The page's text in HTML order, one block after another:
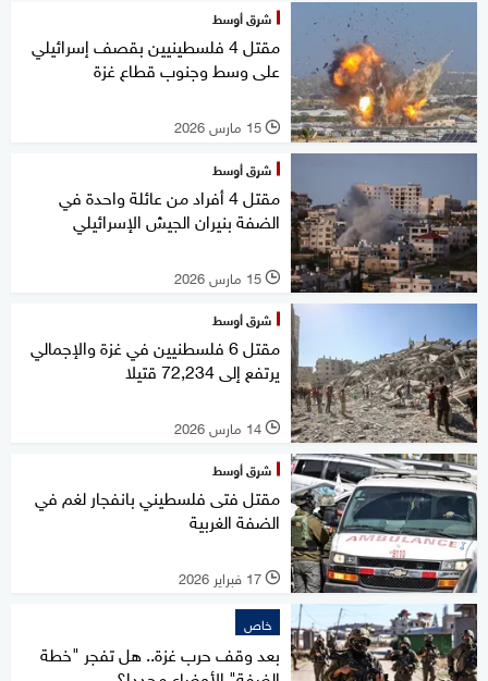
شرق أوسط
مقتل 4 فلسطينيين بقصف إسرائيلي
على وسط وجنوب قطاع غزة
l 15 مارس 2026
شرق أوسط
مقتل 4 أفراد من عائلة واحدة في
الضفة بنيران الجيش الإسرائيلي
l 15 مارس 2026
شرق أوسط
مقتل 6 فلسطنيين في غزة والإجمالي
يرتفع إلى 72,234 قتيلا
l 14 مارس 2026
شرق أوسط
مقتل فتى فلسطيني بانفجار لغم في
الضفة الغربية
l 17 فبراير 2026
خاص
بعد وقف حرب غزة.. هل تفجر "خطة